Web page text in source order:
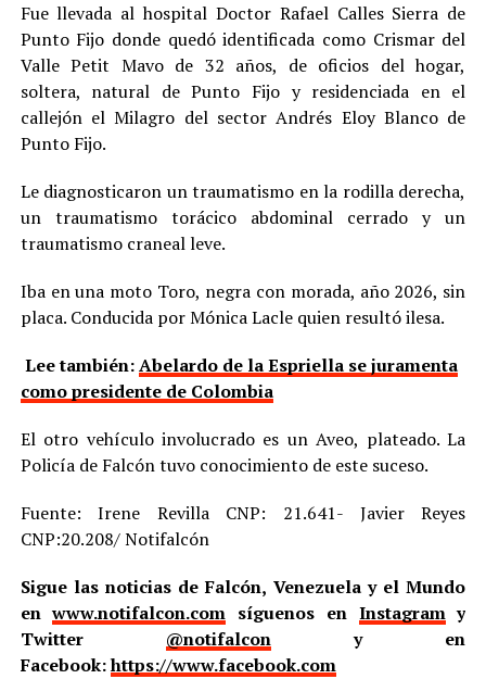
Fue llevada al hospital Doctor Rafael Calles Sierra de
Punto Fijo donde quedó identificada como Crismar del
Valle Petit Mavo de 32 años, de oficios del hogar,
soltera, natural de Punto Fijo y residenciada en el
callejón el Milagro del sector Andrés Eloy Blanco de
Punto Fijo.
Le diagnosticaron un traumatismo en la rodilla derecha,
un traumatismo torácico abdominal cerrado y un
traumatismo craneal leve.
Iba en una moto Toro, negra con morada, año 2026, sin
placa. Conducida por Mónica Lacle quien resultó ilesa.
Lee también:Abelardo de la Espriella se juramenta
como presidente de Colombia
El otro vehículo involucrado es un Aveo, plateado. La
Policía de Falcón tuvo conocimiento de este suceso.
Fuente: Irene Revilla CNP: 21.641- Javier Reyes
CNP:20.208/ Notifalcón
Sigue las noticias de Falcón, Venezuela y el Mundo
enwww.notifalcon.com síguenos en Instagramy
Twitter @notifalcony en
Facebook:https://www.facebook.com